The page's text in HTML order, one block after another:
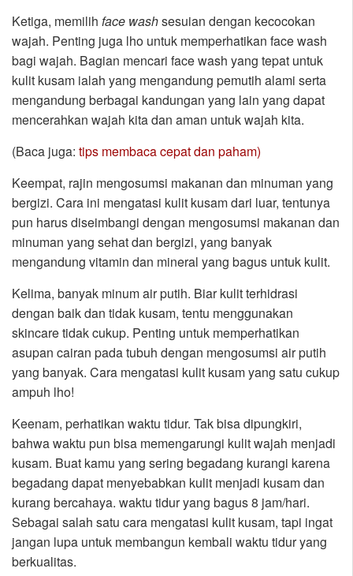
Ketiga, memilih face washsesuian dengan kecocokan
wajah. Penting juga lho untuk memperhatikan face wash
bagi wajah. Bagian mencari face wash yang tepat untuk
kulit kusam ialah yang mengandung pemutih alami serta
mengandung berbagai kandungan yang lain yang dapat
mencerahkan wajah kita dan aman untuk wajah kita.
(Baca juga: tips membaca cepat dan paham)
Keempat, rajin mengosumsi makanan dan minuman yang
bergizi. Cara ini mengatasi kulit kusam dari luar, tentunya
pun harus diseimbangi dengan mengosumsi makanan dan
minuman yang sehat dan bergizi, yang banyak
mengandung vitamin dan mineral yang bagus untuk kulit.
Kelima, banyak minum air putih. Biar kulit terhidrasi
dengan baik dan tidak kusam, tentu menggunakan
skincare tidak cukup. Penting untuk memperhatikan
asupan cairan pada tubuh dengan mengosumsi air putih
yang banyak. Cara mengatasi kulit kusam yang satu cukup
ampuh lho!
Keenam, perhatikan waktu tidur. Tak bisa dipungkiri,
bahwa waktu pun bisa memengarungi kulit wajah menjadi
kusam. Buat kamu yang sering begadang kurangi karena
begadang dapat menyebabkan kulit menjadi kusam dan
kurang bercahaya. waktu tidur yang bagus 8 jam/hari.
Sebagai salah satu cara mengatasi kulit kusam, tapi ingat
jangan lupa untuk membangun kembali waktu tidur yang
berkualitas.